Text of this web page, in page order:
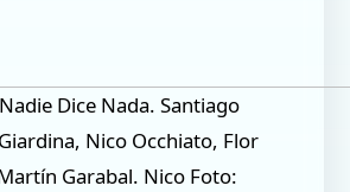
Dice Nada. Santiago
Nico Occhiato, Flor
Garabal. Nico Foto: